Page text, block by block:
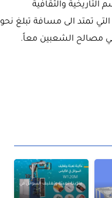
التاريخية والثقافية
تمتد الى مسافة تبلغ نحو
ماكينة تعبئة وتغليف السوائل في